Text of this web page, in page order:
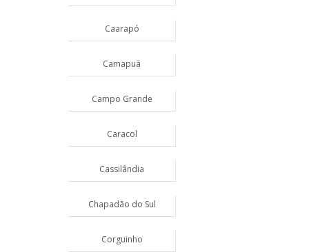
Caarapó
Camapuã
Campo Grande
Caracol
Cassilândia
Chapadão do Sul
Corguinho